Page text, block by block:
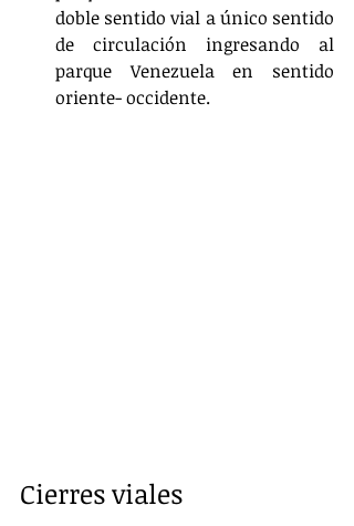
doble sentido vial a único sentido
de circulación ingresando al
parque Venezuela en sentido
oriente- occidente.
Cierres viales